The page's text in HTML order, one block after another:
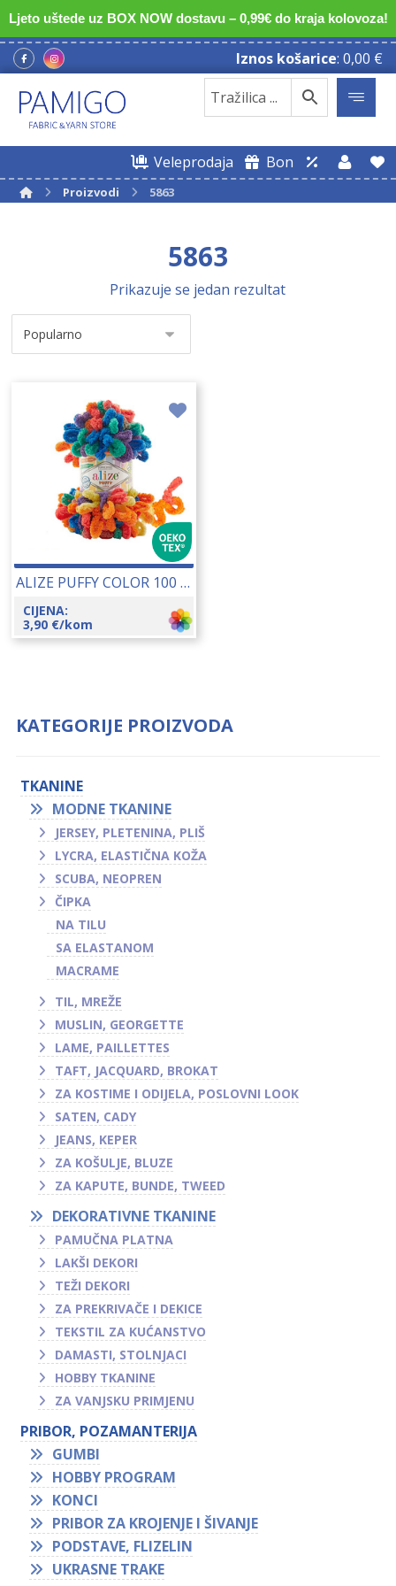
Ljeto uštede uz BOX NOW dostavu – 0,99€ do kraja kolovoza!
Iznos košarice: 0,00 €
Veleprodaja Bon
Proizvodi 5863
5863
Prikazuje se jedan rezultat
ALIZE PUFFY COLOR 100 GR 18133
CIJENA:
3,90 €/kom
KATEGORIJE PROIZVODA
TKANINE
MODNE TKANINE
JERSEY, PLETENINA, PLIŠ
LYCRA, ELASTIČNA KOŽA
SCUBA, NEOPREN
ČIPKA
NA TILU
SA ELASTANOM
MACRAME
TIL, MREŽE
MUSLIN, GEORGETTE
LAME, PAILLETTES
TAFT, JACQUARD, BROKAT
ZA KOSTIME I ODIJELA, POSLOVNI LOOK
SATEN, CADY
JEANS, KEPER
ZA KOŠULJE, BLUZE
ZA KAPUTE, BUNDE, TWEED
DEKORATIVNE TKANINE
PAMUČNA PLATNA
LAKŠI DEKORI
TEŽI DEKORI
ZA PREKRIVAČE I DEKICE
TEKSTIL ZA KUĆANSTVO
DAMASTI, STOLNJACI
HOBBY TKANINE
ZA VANJSKU PRIMJENU
PRIBOR, POZAMANTERIJA
GUMBI
HOBBY PROGRAM
KONCI
PRIBOR ZA KROJENJE I ŠIVANJE
PODSTAVE, FLIZELIN
UKRASNE TRAKE